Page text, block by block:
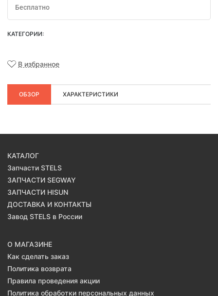
Бесплатно
КАТЕГОРИИ:
В избранное
ОБЗОР ХАРАКТЕРИСТИКИ
КАТАЛОГ
Запчасти STELS
ЗАПЧАСТИ SEGWAY
ЗАПЧАСТИ HISUN
ДОСТАВКА И КОНТАКТЫ
Завод STELS в России
О МАГАЗИНЕ
Как сделать заказ
Политика возврата
Правила проведения акции
Политика обработки персональных данных